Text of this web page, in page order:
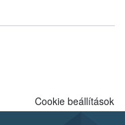
Cookie beállítások